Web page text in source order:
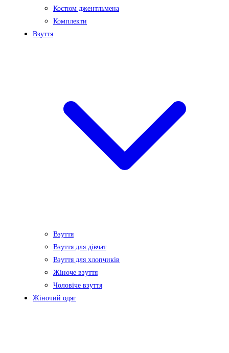
Костюм джентльмена
Комплекти
Взуття
Взуття
Взуття для дівчат
Взуття для хлопчиків
Жіноче взуття
Чоловіче взуття
Жіночий одяг